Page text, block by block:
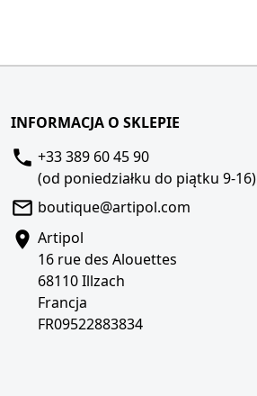
INFORMACJA O SKLEPIE
+33 389 60 45 90
(od poniedziałku do piątku 9-16)
boutique@artipol.com
Artipol
16 rue des Alouettes
68110 Illzach
Francja
FR09522883834